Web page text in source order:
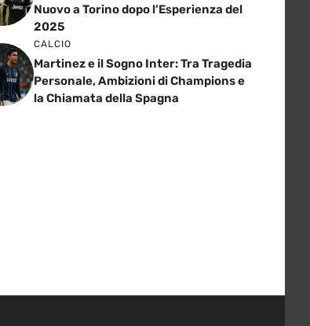
Nuovo a Torino dopo l’Esperienza del
2025
CALCIO
Martinez e il Sogno Inter: Tra Tragedia
Personale, Ambizioni di Champions e
la Chiamata della Spagna